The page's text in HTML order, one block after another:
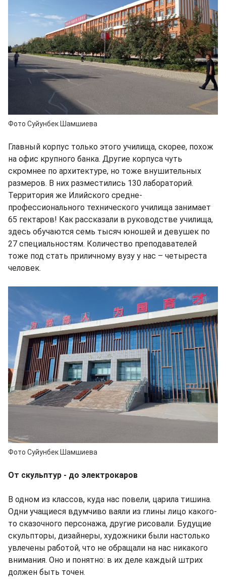
Фото Суйунбек Шамшиева
Главный корпус только этого училища, скорее, похож
на офис крупного банка. Другие корпуса чуть
скромнее по архитектуре, но тоже внушительных
размеров. В них разместились 130 лабораторий.
Территория же Илийского средне-
профессионального технического училища занимает
65 гектаров! Как рассказали в руководстве училища,
здесь обучаются семь тысяч юношей и девушек по
27 специальностям. Количество преподавателей
тоже под стать приличному вузу у нас – четыреста
человек.
Фото Суйунбек Шамшиева
От скульптур - до электрокаров
В одном из классов, куда нас повели, царила тишина.
Одни учащиеся вдумчиво ваяли из глины лицо какого-
то сказочного персонажа, другие рисовали. Будущие
скульпторы, дизайнеры, художники были настолько
увлечены работой, что не обращали на нас никакого
внимания. Оно и понятно: в их деле каждый штрих
должен быть точен.